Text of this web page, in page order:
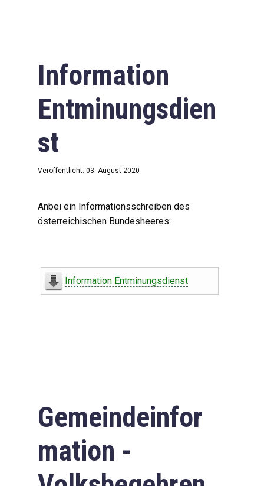
Information
Entminungsdien
st
Veröffentlicht: 03. August 2020
Anbei ein Informationsschreiben des
österreichischen Bundesheeres:
Information Entminungsdienst
Gemeindeinfor
mation -